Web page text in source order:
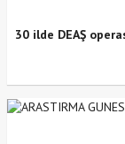
30 ilde DEAŞ